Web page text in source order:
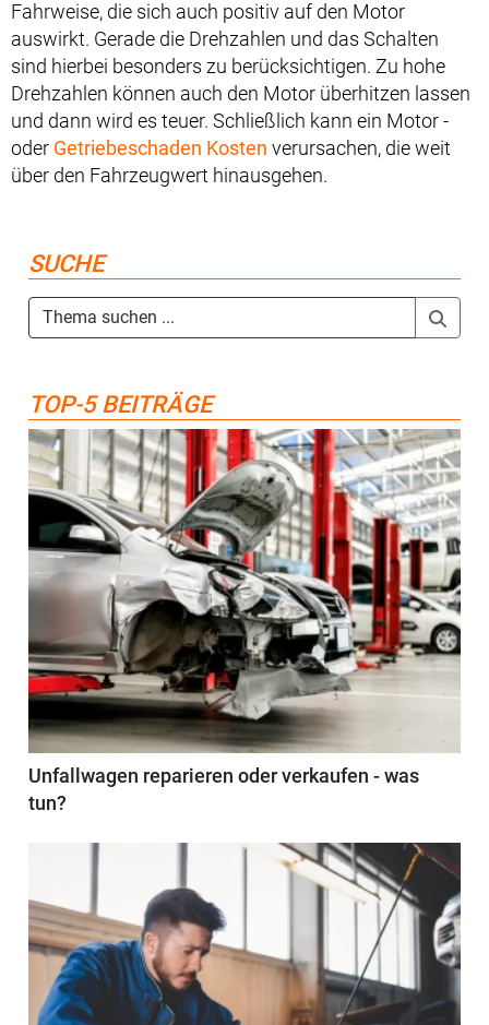
Fahrweise, die sich auch positiv auf den Motor
auswirkt. Gerade die Drehzahlen und das Schalten
sind hierbei besonders zu berücksichtigen. Zu hohe
Drehzahlen können auch den Motor überhitzen lassen
und dann wird es teuer. Schließlich kann ein Motor -
oder Getriebeschaden Kosten verursachen, die weit
über den Fahrzeugwert hinausgehen.
SUCHE
TOP-5 BEITRÄGE
Unfallwagen reparieren oder verkaufen - was
tun?